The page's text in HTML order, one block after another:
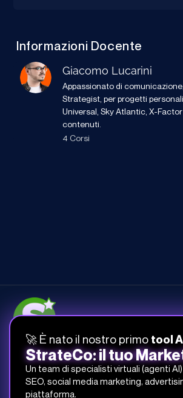
Informazioni Docente
Giacomo Lucarini
Appassionato di
Strategist, per progetti
Universal, Sky Atlantic, X-
contenuti.
4 Corsi
051-268-212
info@studiosamo.it
Via del Fonditore 12, 40138 Bologna
🚀 È nato il nostro primo tool
StrateCo: il tuo
Un team di specialisti virtuali (agenti
SEO, social media marketing,
piattaforma.